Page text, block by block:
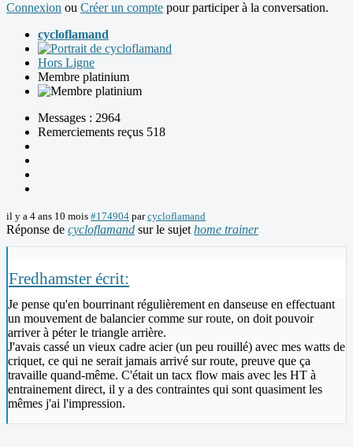
Connexion ou Créer un compte pour participer à la conversation.
cycloflamand
Hors Ligne
Membre platinium
Messages : 2964
Remerciements reçus 518
il y a 4 ans 10 mois #174904 parcycloflamand
Réponse de cycloflamand sur le sujet home trainer
Fredhamster écrit:
Je pense qu'en bourrinant régulièrement en danseuse en effectuant
un mouvement de balancier comme sur route, on doit pouvoir
arriver à péter le triangle arrière.
J'avais cassé un vieux cadre acier (un peu rouillé) avec mes watts de
criquet, ce qui ne serait jamais arrivé sur route, preuve que ça
travaille quand-même. C'était un tacx flow mais avec les HT à
entrainement direct, il y a des contraintes qui sont quasiment les
mêmes j'ai l'impression.